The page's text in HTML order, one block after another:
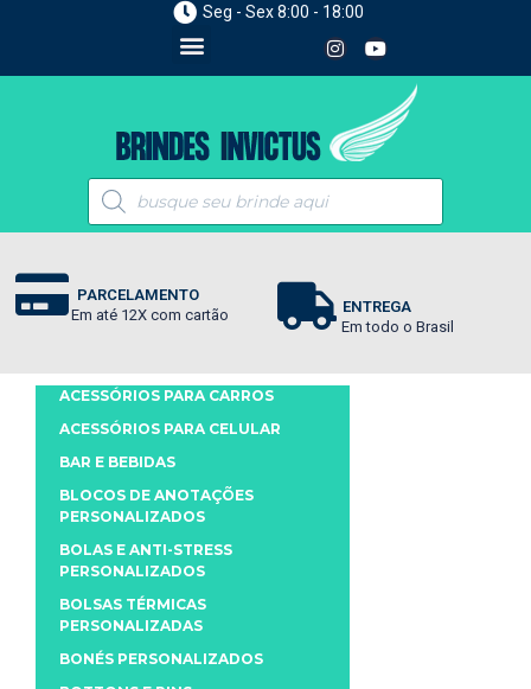
Seg - Sex 8:00 - 18:00
PARCELAMENTO
Em até 12X com cartão
ENTREGA
Em todo o Brasil
ACESSÓRIOS PARA CARROS
ACESSÓRIOS PARA CELULAR
BAR E BEBIDAS
BLOCOS DE ANOTAÇÕES
PERSONALIZADOS
BOLAS E ANTI-STRESS
PERSONALIZADOS
BOLSAS TÉRMICAS
PERSONALIZADAS
BONÉS PERSONALIZADOS